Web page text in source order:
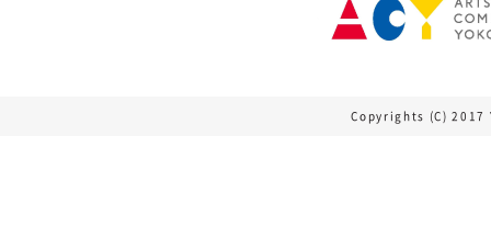
Copyrights (C)